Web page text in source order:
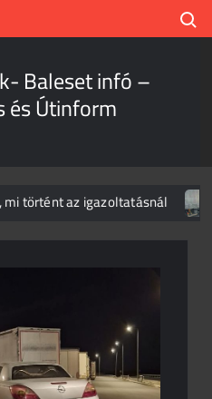
Baleset infó –
és Útinform
az igazoltatásnál